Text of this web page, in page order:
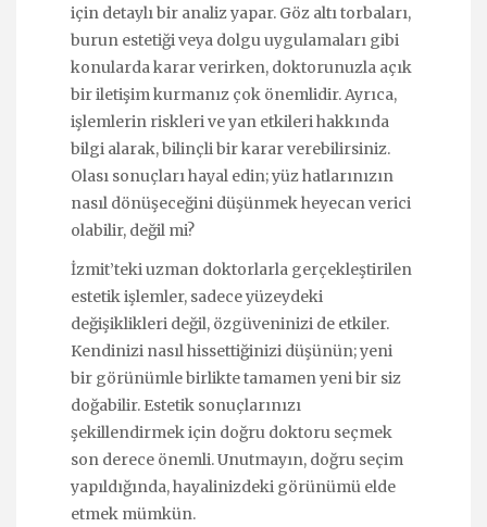
için detaylı bir analiz yapar. Göz altı torbaları,
burun estetiği veya dolgu uygulamaları gibi
konularda karar verirken, doktorunuzla açık
bir iletişim kurmanız çok önemlidir. Ayrıca,
işlemlerin riskleri ve yan etkileri hakkında
bilgi alarak, bilinçli bir karar verebilirsiniz.
Olası sonuçları hayal edin; yüz hatlarınızın
nasıl dönüşeceğini düşünmek heyecan verici
olabilir, değil mi?
İzmit’teki uzman doktorlarla gerçekleştirilen
estetik işlemler, sadece yüzeydeki
değişiklikleri değil, özgüveninizi de etkiler.
Kendinizi nasıl hissettiğinizi düşünün; yeni
bir görünümle birlikte tamamen yeni bir siz
doğabilir. Estetik sonuçlarınızı
şekillendirmek için doğru doktoru seçmek
son derece önemli. Unutmayın, doğru seçim
yapıldığında, hayalinizdeki görünümü elde
etmek mümkün.